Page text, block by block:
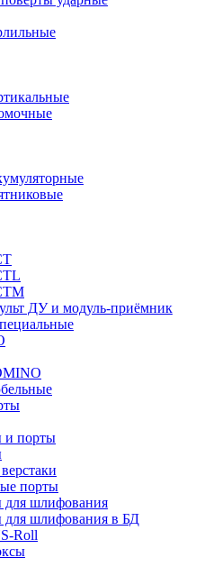
ДУ и модуль-приёмник
и порты
порты
для шлифования
для шлифования в БД
Roll